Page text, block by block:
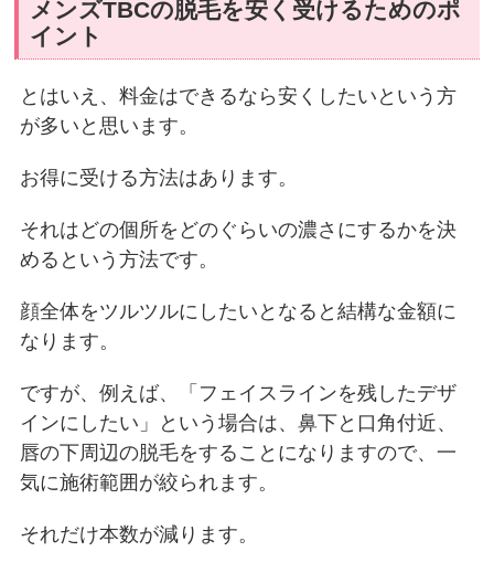
メンズTBCの脱毛を安く受けるためのポ
イント
とはいえ、料金はできるなら安くしたいという方
が多いと思います。
お得に受ける方法はあります。
それはどの個所をどのぐらいの濃さにするかを決
めるという方法です。
顔全体をツルツルにしたいとなると結構な金額に
なります。
ですが、例えば、「フェイスラインを残したデザ
インにしたい」という場合は、鼻下と口角付近、
唇の下周辺の脱毛をすることになりますので、一
気に施術範囲が絞られます。
それだけ本数が減ります。